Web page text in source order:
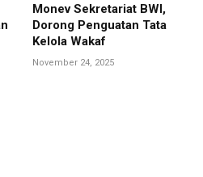
Monev Sekretariat BWI,
Dorong Penguatan Tata
Kelola Wakaf
November 24, 2025